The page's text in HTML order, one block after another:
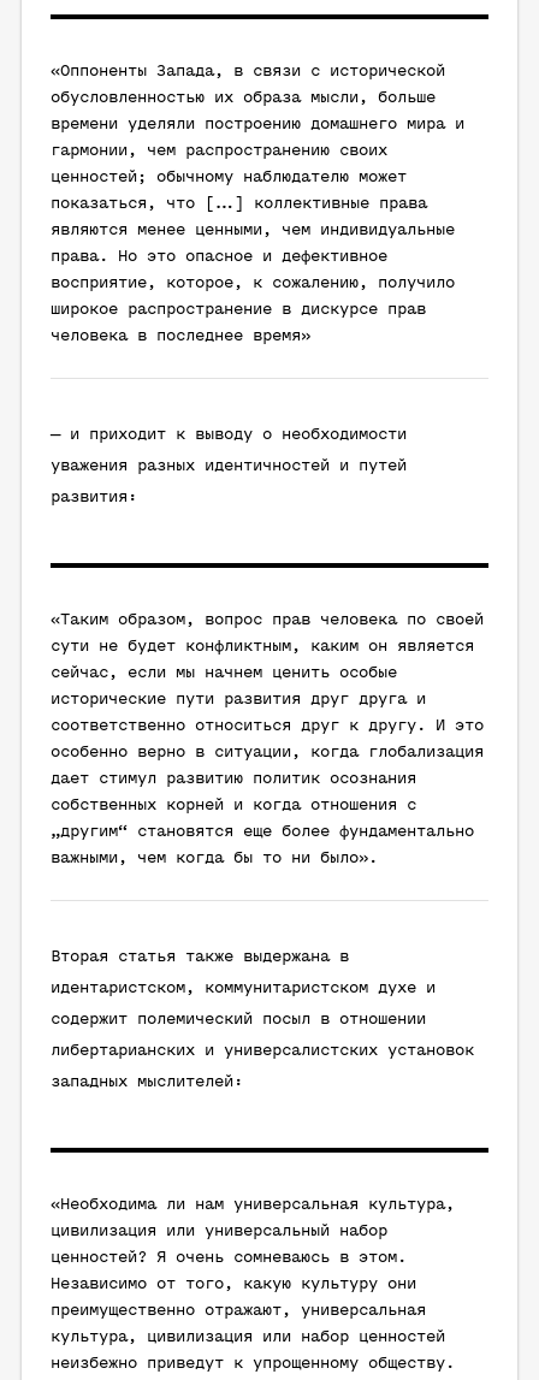
«Оппоненты Запада, в связи с исторической
обусловленностью их образа мысли, больше
времени уделяли построению домашнего мира и
гармонии, чем распространению своих
ценностей; обычному наблюдателю может
показаться, что [...] коллективные права
являются менее ценными, чем индивидуальные
права. Но это опасное и дефективное
восприятие, которое, к сожалению, получило
широкое распространение в дискурсе прав
человека в последнее время»
— и приходит к выводу о необходимости
уважения разных идентичностей и путей
развития:
«Таким образом, вопрос прав человека по своей
сути не будет конфликтным, каким он является
сейчас, если мы начнем ценить особые
исторические пути развития друг друга и
соответственно относиться друг к другу. И это
особенно верно в ситуации, когда глобализация
дает стимул развитию политик осознания
собственных корней и когда отношения с
„другим“ становятся еще более фундаментально
важными, чем когда бы то ни было».
Вторая статья также выдержана в
идентаристском, коммунитаристском духе и
содержит полемический посыл в отношении
либертарианских и универсалистских установок
западных мыслителей:
«Необходима ли нам универсальная культура,
цивилизация или универсальный набор
ценностей? Я очень сомневаюсь в этом.
Независимо от того, какую культуру они
преимущественно отражают, универсальная
культура, цивилизация или набор ценностей
неизбежно приведут к упрощенному обществу.